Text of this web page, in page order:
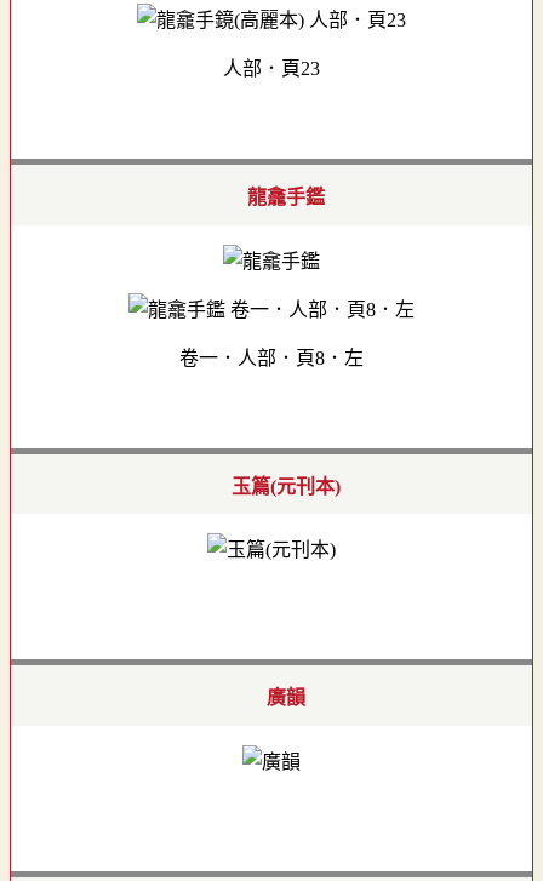
人部．頁23
龍龕手鑑
卷一．人部．頁8．左
玉篇(元刊本)
廣韻